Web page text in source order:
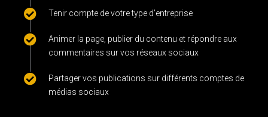
Tenir compte de votre type d’entreprise
Animer la page, publier du contenu et répondre aux
commentaires sur vos réseaux sociaux
Partager vos publications sur différents comptes de
médias sociaux